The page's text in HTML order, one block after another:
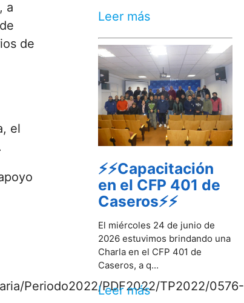
a
de
el
Periodo2022/PDF2022/TP2022/0576-
Leer más
⚡⚡Capacitación
en el CFP 401 de
Caseros⚡⚡
El miércoles 24 de junio de
2026 estuvimos brindando una
Charla en el CFP 401 de
Caseros, a q...
Leer más